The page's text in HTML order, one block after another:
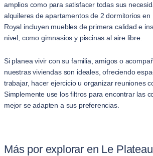
amplios como para satisfacer todas sus
alquileres de apartamentos de 2 dormitorios en
Royal incluyen muebles de primera calidad e
nivel, como gimnasios y piscinas al aire libre.
Si planea vivir con su familia, amigos o
nuestras viviendas son ideales, ofreciendo
trabajar, hacer ejercicio u organizar reuniones
Simplemente use los filtros para encontrar las
mejor se adapten a sus preferencias.
Más por explorar en Le